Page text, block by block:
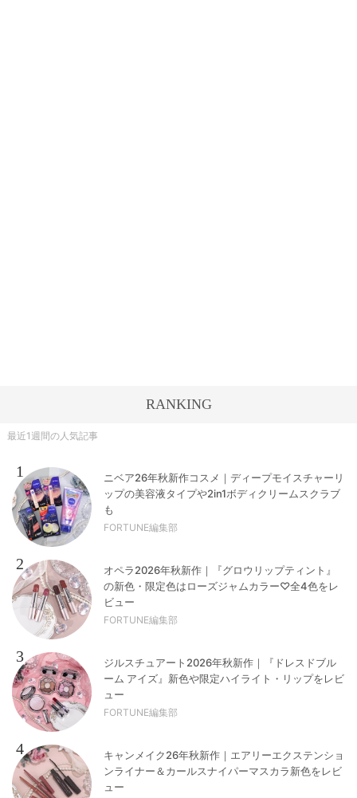
RANKING
最近1週間の人気記事
1
ニベア26年秋新作コスメ｜ディープモイスチャーリ
ップの美容液タイプや2in1ボディクリームスクラブ
も
FORTUNE編集部
2
オペラ2026年秋新作｜『グロウリップティント』
の新色・限定色はローズジャムカラー♡全4色をレ
ビュー
FORTUNE編集部
3
ジルスチュアート2026年秋新作｜『ドレスドブル
ーム アイズ』新色や限定ハイライト・リップをレビ
ュー
FORTUNE編集部
4
キャンメイク26年秋新作｜エアリーエクステンショ
ンライナー＆カールスナイパーマスカラ新色をレビ
ュー